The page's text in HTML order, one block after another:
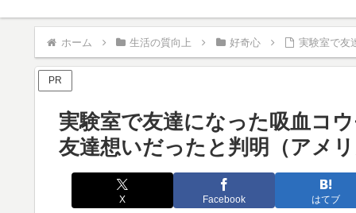
ホーム 生活の質向上 好奇心 実験室で友
PR
実験室で友達になった吸血コ
友達想いだったと判明（アメ
X Facebook はてブ